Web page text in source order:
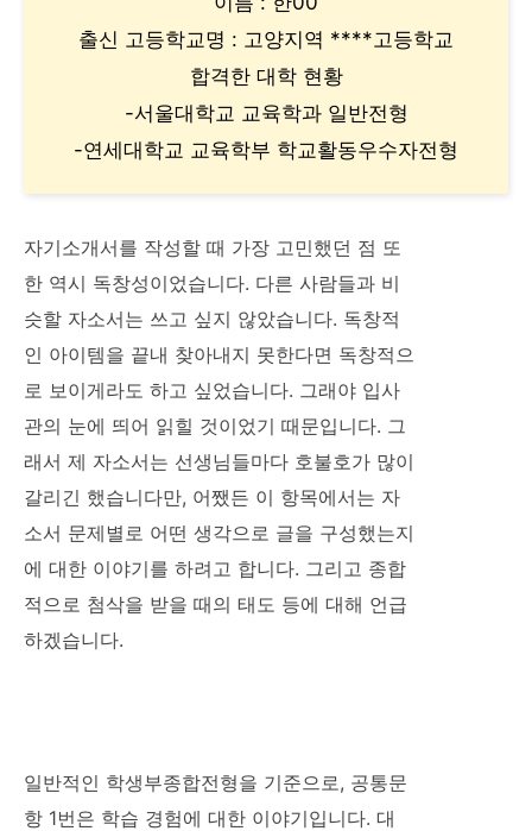
출신 고등학교명 : 고양지역 ****고등학교
합격한 대학 현황
-서울대학교 교육학과 일반전형
-연세대학교 교육학부 학교활동우수자전형
자기소개서를 작성할 때 가장 고민했던 점 또
한 역시 독창성이었습니다. 다른 사람들과 비
슷할 자소서는 쓰고 싶지 않았습니다. 독창적
인 아이템을 끝내 찾아내지 못한다면 독창적으
로 보이게라도 하고 싶었습니다. 그래야 입사
관의 눈에 띄어 읽힐 것이었기 때문입니다. 그
래서 제 자소서는 선생님들마다 호불호가 많이
갈리긴 했습니다만, 어쨌든 이 항목에서는 자
소서 문제별로 어떤 생각으로 글을 구성했는지
에 대한 이야기를 하려고 합니다. 그리고 종합
적으로 첨삭을 받을 때의 태도 등에 대해 언급
하겠습니다.
일반적인 학생부종합전형을 기준으로, 공통문
항 1번은 학습 경험에 대한 이야기입니다. 대